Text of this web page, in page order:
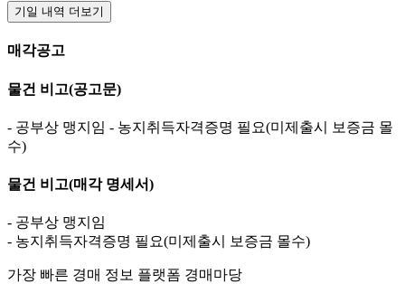
기일 내역 더보기
매각공고
물건 비고(공고문)
- 공부상 맹지임 - 농지취득자격증명 필요(미제출시 보증금 몰
수)
물건 비고(매각 명세서)
- 공부상 맹지임
- 농지취득자격증명 필요(미제출시 보증금 몰수)
가장 빠른 경매 정보 플랫폼 경매마당